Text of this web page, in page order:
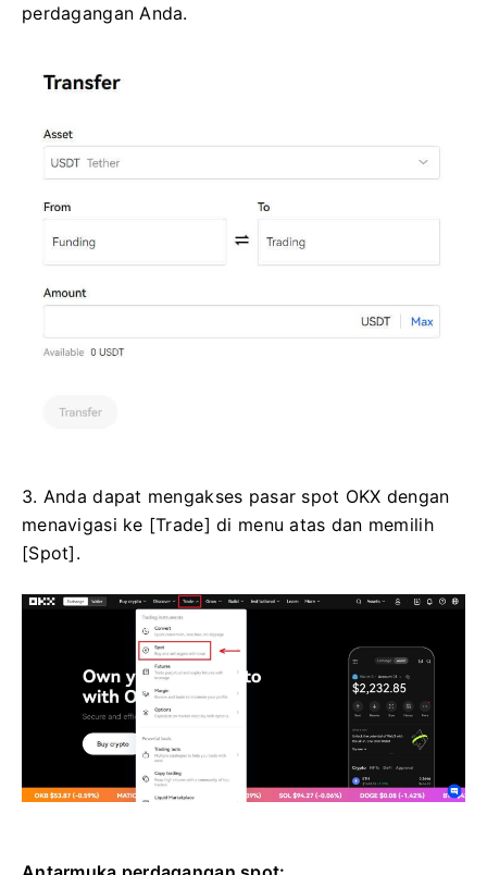
perdagangan Anda.
3. Anda dapat mengakses pasar spot OKX dengan
menavigasi ke [Trade] di menu atas dan memilih
[Spot].